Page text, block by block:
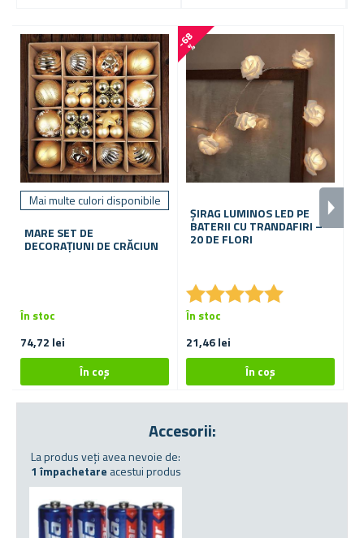
Mai multe culori disponibile
MARE SET DE
DECORAȚIUNI DE CRĂCIUN
74,72 lei
În stoc
-
6
8
%
ȘIRAG LUMINOS LED PE
BATERII CU TRANDAFIRI –
20 DE FLORI
★★★★★
★★★★★
21,46 lei
În stoc
Accesorii:
La produs veți avea nevoie de:
1 împachetare acestui produs